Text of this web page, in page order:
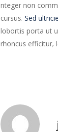
nteger non
cursus. Sed
lobortis porta ut
rhoncus efficitur,